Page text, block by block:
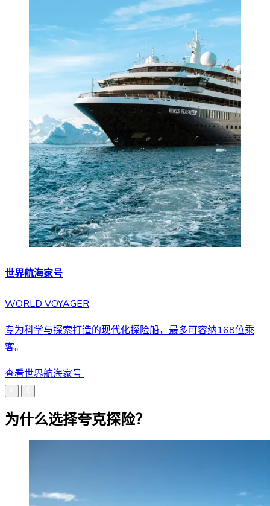
世界航海家号
WORLD VOYAGER
专为科学与探索打造的现代化探险船，最多可容纳168位乘
客。
查看世界航海家号
为什么选择夸克探险？